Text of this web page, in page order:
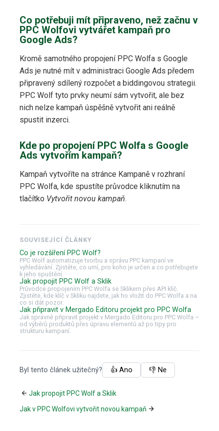
Co potřebuji mít připraveno, než začnu v
PPC Wolfovi vytvářet kampaň pro
Google Ads?
Kromě samotného propojení PPC Wolfa s Google
Ads je nutné mít v administraci Google Ads předem
připravený sdílený rozpočet a biddingovou strategii.
PPC Wolf tyto prvky neumí sám vytvořit, ale bez
nich nelze kampaň úspěšně vytvořit ani reálně
spustit inzerci.
Kde po propojení PPC Wolfa s Google
Ads vytvořím kampaň?
Kampaň vytvoříte na stránce Kampaně v rozhraní
PPC Wolfa, kde spustíte průvodce kliknutím na
tlačítko Vytvořit novou kampaň.
SOUVISEJÍCÍ ČLÁNKY
Co je rozšíření PPC Wolf?
PPC Wolf automatizuje tvorbu a správu PPC kampaní ve
vyhledávání. Zjistěte, co umí, pro koho je určen a co potřebujete
k jeho spuštění.
Jak propojit PPC Wolf a Sklik
Průvodce propojením PPC Wolfa se Sklikem přes API klíč.
Zjistěte, kde klíč v Skliku najdete, jak ho vložit do PPC Wolfa a na
co si dát pozor.
Jak připravit v Mergado Editoru projekt pro PPC Wolfa
Jak správně připravit projekt v Mergado Editoru pro PPC Wolfa –
od výběrů produktů přes úpravu elementů až po tipy pro
strukturu kampaní.
Byl tento článek užitečný? 👍 Ano 👎 Ne
Jak propojit PPC Wolf a Sklik
Jak v PPC Wolfovi vytvořit novou kampaň